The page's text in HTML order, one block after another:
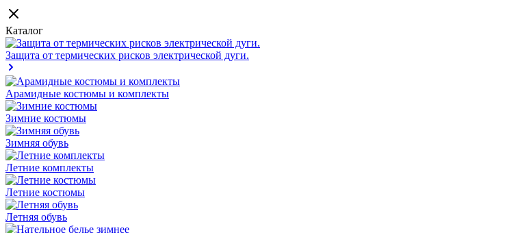
Каталог
Защита от термических рисков электрической дуги.
Арамидные костюмы и комплекты
Зимние костюмы
Зимняя обувь
Летние комплекты
Летние костюмы
Летняя обувь